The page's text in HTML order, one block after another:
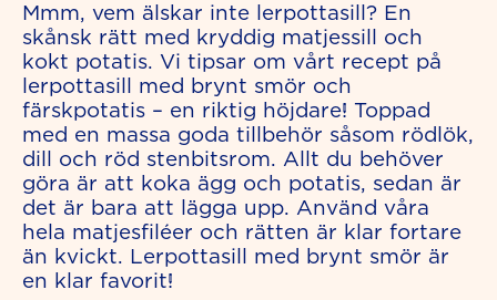
Mmm, vem älskar inte lerpottasill? En
skånsk rätt med kryddig matjessill och
kokt potatis. Vi tipsar om vårt recept på
lerpottasill med brynt smör och
färskpotatis – en riktig höjdare! Toppad
med en massa goda tillbehör såsom rödlök,
dill och röd stenbitsrom. Allt du behöver
göra är att koka ägg och potatis, sedan är
det är bara att lägga upp. Använd våra
hela matjesfiléer och rätten är klar fortare
än kvickt. Lerpottasill med brynt smör är
en klar favorit!